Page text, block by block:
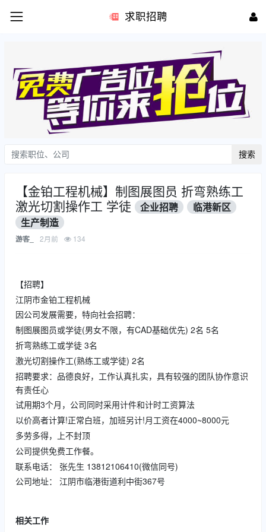
求职招聘
搜索
【金铂工程机械】制图展图员 折弯熟练工 ​
激光切割操作工 学徒
企业招聘
临港新区
生产制造
游客_ 2月前 134
【招聘】
江阴市金铂工程机械
因公司发展需要，特向社会招聘：
制图展图员或学徒(男女不限，有CAD基础优先) 2名 5名
折弯熟练工或学徒 3名
激光切割操作工(熟练工或学徒) 2名
招聘要求：品德良好，工作认真扎实，具有较强的团队协作意识
有责任心
试用期3个月，公司同时采用计件和计时工资算法
以价高者计算!正常白班，加班另计!月工资在4000~8000元
多劳多得，上不封顶
公司提供免费工作餐。
联系电话：
张先生 13812106410(微信同号)
公司地址：
江阴市临港街道利中街367号
相关工作